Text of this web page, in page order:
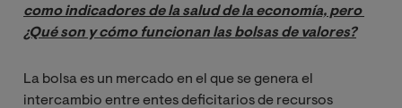
como indicadores de la salud de la economía, pero
¿Qué son y cómo funcionan las bolsas de valores?
La bolsa es un mercado en el que se genera el
intercambio entre entes deficitarios de recursos